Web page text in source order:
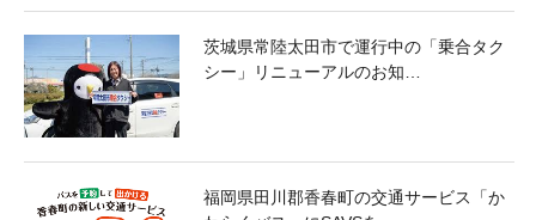
茨城県常陸太田市で運行中の「乗合タク
シー」リニューアルのお知…
福岡県田川郡香春町の交通サービス「か